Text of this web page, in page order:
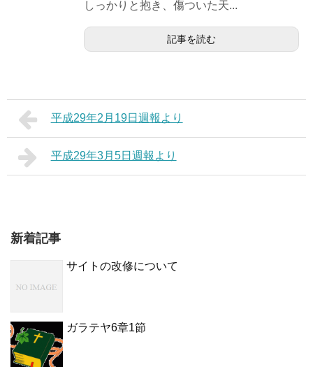
しっかりと抱き、傷ついた天...
記事を読む
平成29年2月19日週報より
平成29年3月5日週報より
新着記事
サイトの改修について
ガラテヤ6章1節